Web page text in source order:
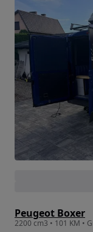
Peugeot Boxer
2200 cm3 • 101 KM •